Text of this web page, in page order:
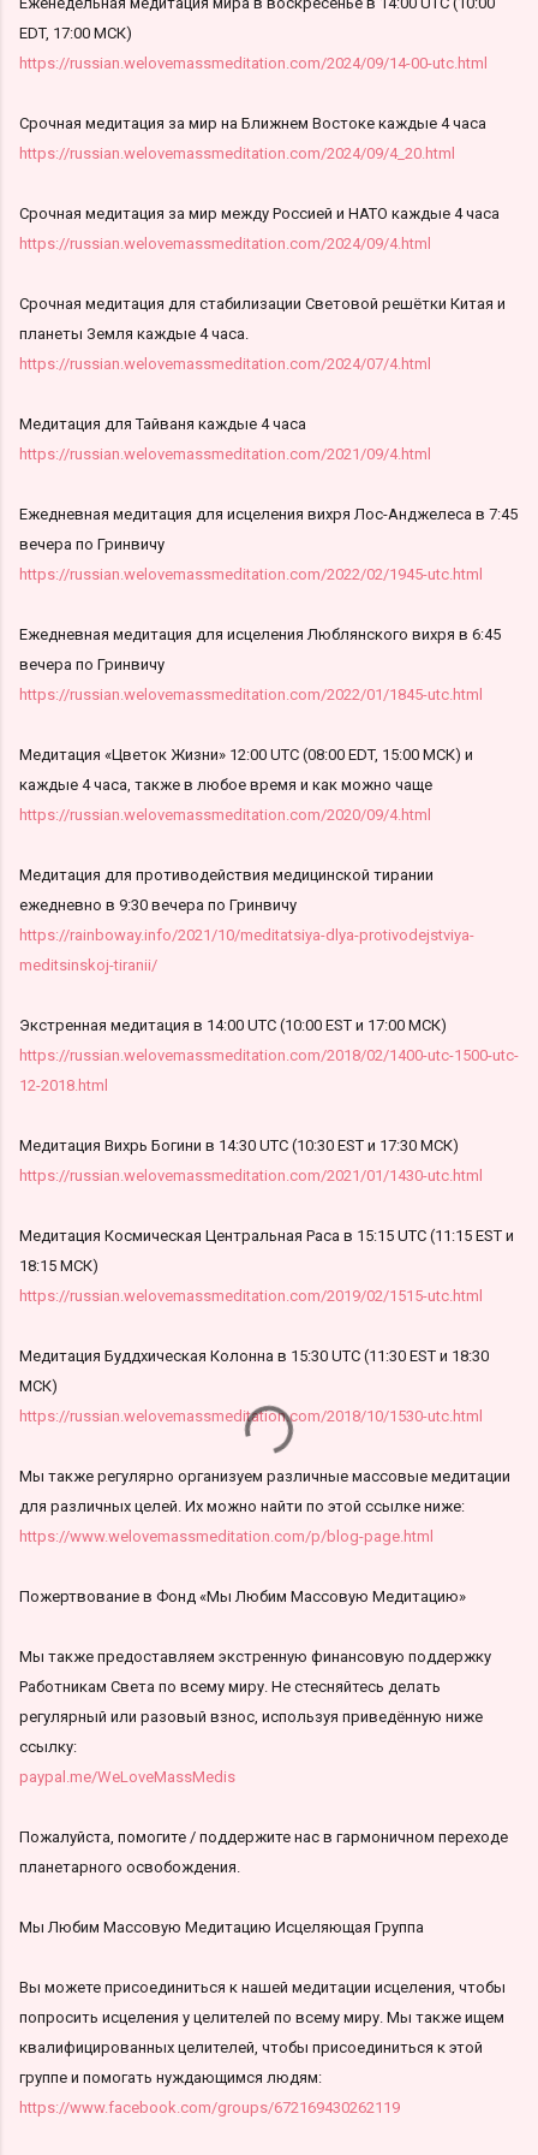
EDT, 17:00 МСК)
https://russian.welovemassmeditation.com/2024/09/14-00-utc.html
Срочная медитация за мир на Ближнем Востоке каждые 4 часа
https://russian.welovemassmeditation.com/2024/09/4_20.html
Срочная медитация за мир между Россией и НАТО каждые 4 часа
https://russian.welovemassmeditation.com/2024/09/4.html
Срочная медитация для стабилизации Световой решётки Китая и
планеты Земля каждые 4 часа.
https://russian.welovemassmeditation.com/2024/07/4.html
Медитация для Тайваня каждые 4 часа
https://russian.welovemassmeditation.com/2021/09/4.html
Ежедневная медитация для исцеления вихря Лос-Анджелеса в 7:45
вечера по Гринвичу
https://russian.welovemassmeditation.com/2022/02/1945-utc.html
Ежедневная медитация для исцеления Люблянского вихря в 6:45
вечера по Гринвичу
https://russian.welovemassmeditation.com/2022/01/1845-utc.html
Медитация «Цветок Жизни» 12:00 UTC (08:00 EDT, 15:00 МСК) и
каждые 4 часа, также в любое время и как можно чаще
https://russian.welovemassmeditation.com/2020/09/4.html
Медитация для противодействия медицинской тирании
ежедневно в 9:30 вечера по Гринвичу
https://rainboway.info/2021/10/meditatsiya-dlya-protivodejstviya-
meditsinskoj-tiranii/
Экстренная медитация в 14:00 UTC (10:00 EST и 17:00 МСК)
https://russian.welovemassmeditation.com/2018/02/1400-utc-1500-utc-
12-2018.html
Медитация Вихрь Богини в 14:30 UTC (10:30 EST и 17:30 МСК)
https://russian.welovemassmeditation.com/2021/01/1430-utc.html
Медитация Космическая Центральная Раса в 15:15 UTC (11:15 EST и
18:15 МСК)
https://russian.welovemassmeditation.com/2019/02/1515-utc.html
Медитация Буддхическая Колонна в 15:30 UTC (11:30 EST и 18:30
МСК)
https://russian.welovemassmeditation.com/2018/10/1530-utc.html
Мы также регулярно организуем различные массовые медитации
для различных целей. Их можно найти по этой ссылке ниже:
https://www.welovemassmeditation.com/p/blog-page.html
Пожертвование в Фонд «Мы Любим Массовую Медитацию»
Мы также предоставляем экстренную финансовую поддержку
Работникам Света по всему миру. Не стесняйтесь делать
регулярный или разовый взнос, используя приведённую ниже
ссылку:
paypal.me/WeLoveMassMedis
Пожалуйста, помогите / поддержите нас в гармоничном переходе
планетарного освобождения.
Мы Любим Массовую Медитацию Исцеляющая Группа
Вы можете присоединиться к нашей медитации исцеления, чтобы
попросить исцеления у целителей по всему миру. Мы также ищем
квалифицированных целителей, чтобы присоединиться к этой
группе и помогать нуждающимся людям:
https://www.facebook.com/groups/672169430262119